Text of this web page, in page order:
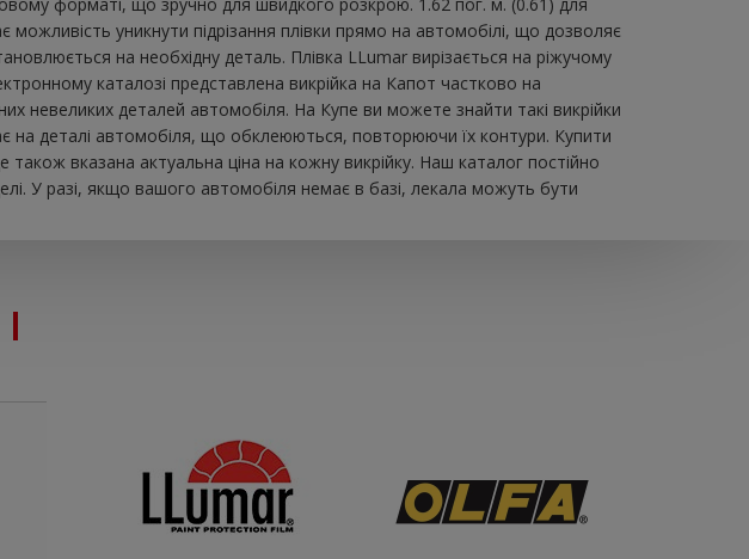
уникнути підрізання плівки прямо на автомобілі, що дозволяє
на необхідну деталь. Плівка LLumar вирізається на ріжучому
каталозі представлена ​​викрійка на Капот частково на
невеликих деталей автомобіля. На Купе ви можете знайти такі викрійки
на деталі автомобіля, що обклеюються, повторюючи їх контури. Купити
вказана актуальна ціна на кожну викрійку. Наш каталог постійно
У разі, якщо вашого автомобіля немає в базі, лекала можуть бути